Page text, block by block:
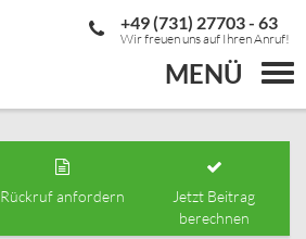
MENÜ
+49 (731) 27703 - 63
Wir freuen uns auf Ihren Anruf!
Rückruf anfordern
Jetzt Beitrag
berechnen